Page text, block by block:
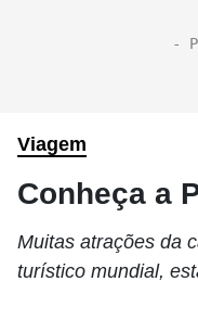
Viagem
Conheça a
Muitas atrações da
turístico mundial,